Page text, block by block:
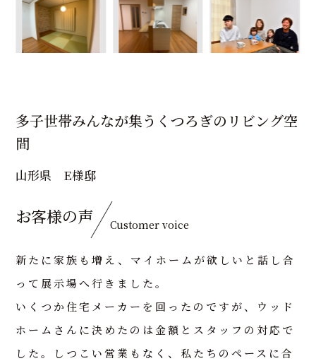
多子世帯みんなが集うくつろぎのリビング空
間
山形県 E様邸
お客様の声 Customer voice
新たに家族も増え、マイホームが欲しいと話し合
って展示場へ行きました。
いくつか住宅メーカーを回ったのですが、ウッド
ホームさんに決めたのは金額とスタッフの対応で
した。しつこい営業もなく、私たちのペースに合